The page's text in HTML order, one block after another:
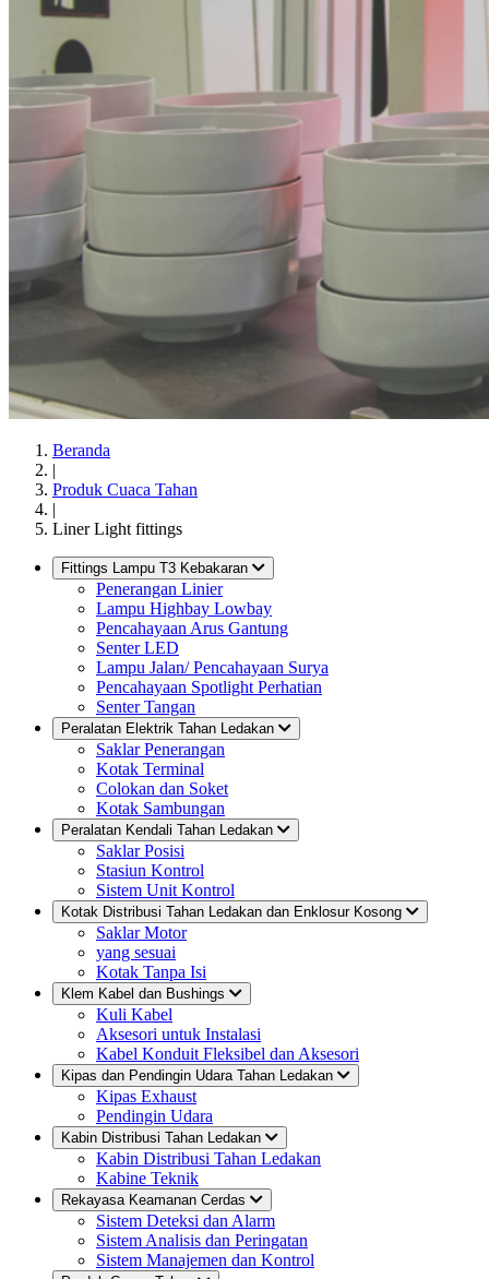
Beranda
|
Produk Cuaca Tahan
|
Liner Light fittings
Fittings Lampu T3 Kebakaran
Penerangan Linier
Lampu Highbay Lowbay
Pencahayaan Arus Gantung
Senter LED
Lampu Jalan/ Pencahayaan Surya
Pencahayaan Spotlight Perhatian
Senter Tangan
Peralatan Elektrik Tahan Ledakan
Saklar Penerangan
Kotak Terminal
Colokan dan Soket
Kotak Sambungan
Peralatan Kendali Tahan Ledakan
Saklar Posisi
Stasiun Kontrol
Sistem Unit Kontrol
Kotak Distribusi Tahan Ledakan dan Enklosur Kosong
Saklar Motor
yang sesuai
Kotak Tanpa Isi
Klem Kabel dan Bushings
Kuli Kabel
Aksesori untuk Instalasi
Kabel Konduit Fleksibel dan Aksesori
Kipas dan Pendingin Udara Tahan Ledakan
Kipas Exhaust
Pendingin Udara
Kabin Distribusi Tahan Ledakan
Kabin Distribusi Tahan Ledakan
Kabine Teknik
Rekayasa Keamanan Cerdas
Sistem Deteksi dan Alarm
Sistem Analisis dan Peringatan
Sistem Manajemen dan Kontrol